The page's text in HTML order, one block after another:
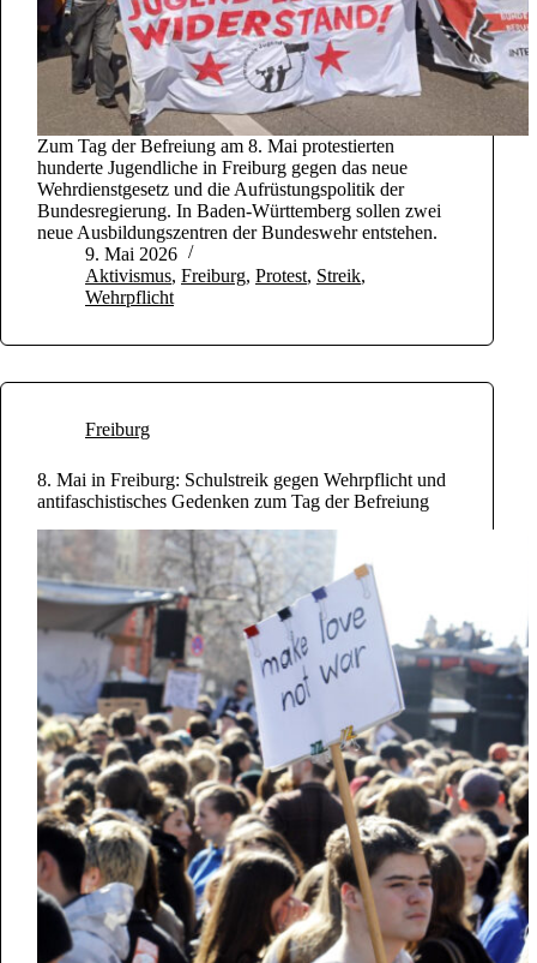
Zum Tag der Befreiung am 8. Mai protestierten
hunderte Jugendliche in Freiburg gegen das neue
Wehrdienstgesetz und die Aufrüstungspolitik der
Bundesregierung. In Baden-Württemberg sollen zwei
neue Ausbildungszentren der Bundeswehr entstehen.
9. Mai 2026
Aktivismus, Freiburg, Protest, Streik,
Wehrpflicht
Freiburg
8. Mai in Freiburg: Schulstreik gegen Wehrpflicht und
antifaschistisches Gedenken zum Tag der Befreiung